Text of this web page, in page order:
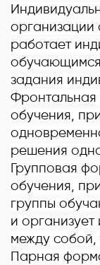
организации
работает
задания
обучения,
решения
Групповая
обучения,
группы
и организует
между собой,
Парная